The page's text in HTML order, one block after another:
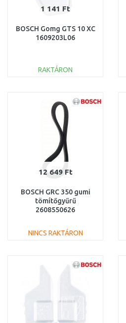
1 141 Ft
BOSCH Gomg GTS 10 XC
1609203L06
RAKTÁRON
Összehasonlítás
12 649 Ft
BOSCH GRC 350 gumi
tömítőgyűrű
2608550626
NINCS RAKTÁRON
Összehasonlítás